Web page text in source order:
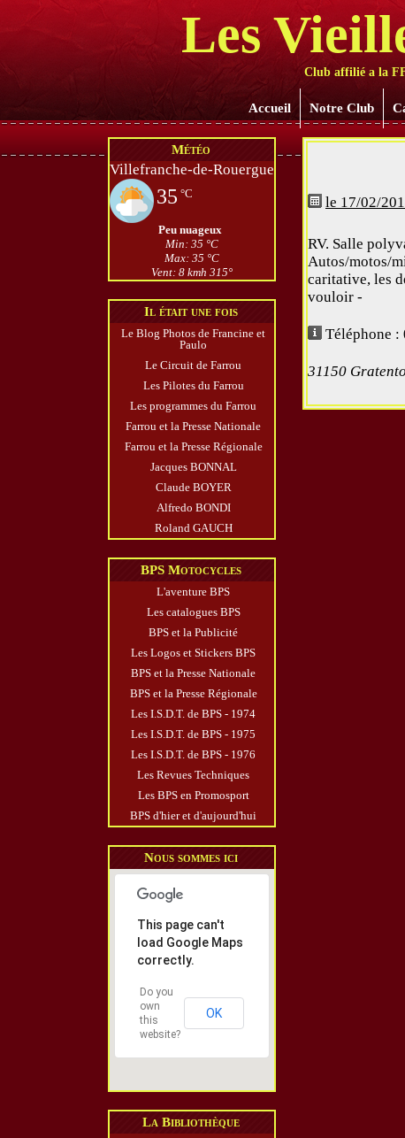
Les
Club affilié a la
Accueil Notre Club
Météo
Villefranche-de-Rouergue
35 °C
Peu nuageux
Min: 35 °C
Max: 35 °C
Vent: 8 kmh 315°
Il était une fois
Le Blog Photos de Francine et
Paulo
Le Circuit de Farrou
Les Pilotes du Farrou
Les programmes du Farrou
Farrou et la Presse Nationale
Farrou et la Presse Régionale
Jacques BONNAL
Claude BOYER
Alfredo BONDI
Roland GAUCH
BPS Motocycles
L'aventure BPS
Les catalogues BPS
BPS et la Publicité
Les Logos et Stickers BPS
BPS et la Presse Nationale
BPS et la Presse Régionale
Les I.S.D.T. de BPS - 1974
Les I.S.D.T. de BPS - 1975
Les I.S.D.T. de BPS - 1976
Les Revues Techniques
Les BPS en Promosport
BPS d'hier et d'aujourd'hui
Nous sommes ici
This page can't
load Google Maps
correctly.
Do you
own
this
website?
OK
La Bibliothèque
le 17/02/
RV. Salle
Autos/motos/
caritative, les
vouloir -
Téléphone :
31150